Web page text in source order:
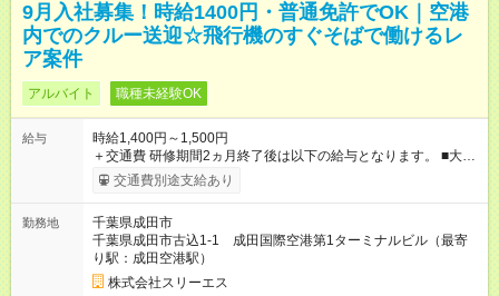
9月入社募集！時給1400円・普通免許でOK｜空港
内でのクルー送迎☆飛行機のすぐそばで働けるレ
ア案件
アルバイト 職種未経験OK
給与
時給1,400円～1,500円
＋交通費 研修期間2ヵ月終了後は以下の給与となります。 ■大型
二種免許をお持ちの方かつ、 制限エリア内の運転経験がある方
（※規定あり） ：時給1500円 ■それ以外の方：時給1400円 ＝
夜手当支給 実働8時間／日を超えた分は残業代、 22時以降の勤
務は深夜手当支給あり 【試用期間】試用期間あり 試用期間の長
さ：2ヶ月 ※ 雇用形態と給与に、本採用時と異なる部分がありま
す。 雇用形態：本採用時と同じです。 給与：時給 1,300円以上
交通費別途支給あり
勤務地
千葉県成田市
千葉県成田市古込1-1 成田国際空港第1ターミナルビル（最寄
り駅：成田空港駅）
株式会社スリーエス